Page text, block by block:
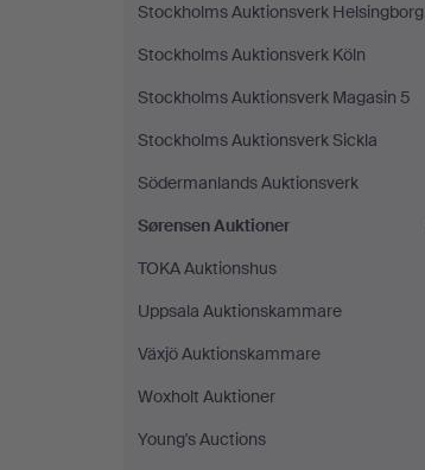
Stockholms Auktionsverk Helsingborg
Stockholms Auktionsverk Köln
Stockholms Auktionsverk Magasin 5
Stockholms Auktionsverk Sickla
Södermanlands Auktionsverk
Sørensen Auktioner
TOKA Auktionshus
Uppsala Auktionskammare
Växjö Auktionskammare
Woxholt Auktioner
Young's Auctions